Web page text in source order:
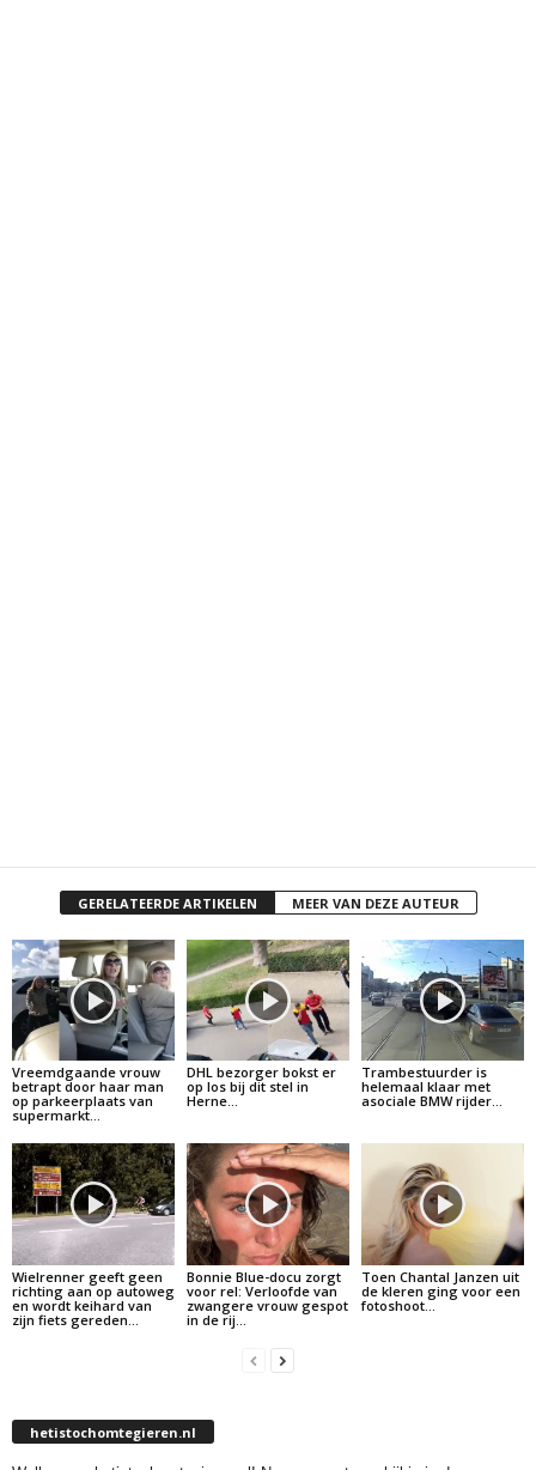
GERELATEERDE ARTIKELEN MEER VAN DEZE AUTEUR
Vreemdgaande vrouw
betrapt door haar man
op parkeerplaats van
supermarkt…
DHL bezorger bokst er
op los bij dit stel in
Herne…
Trambestuurder is
helemaal klaar met
asociale BMW rijder…
Wielrenner geeft geen
richting aan op autoweg
en wordt keihard van
zijn fiets gereden…
Bonnie Blue-docu zorgt
voor rel: Verloofde van
zwangere vrouw gespot
in de rij…
Toen Chantal Janzen uit
de kleren ging voor een
fotoshoot…
hetistochomtegieren.nl